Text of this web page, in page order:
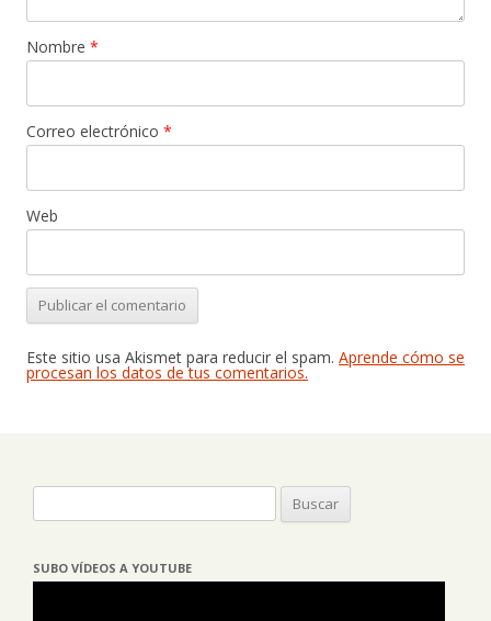
Nombre *
Correo electrónico *
Web
Este sitio usa Akismet para reducir el spam. Aprende cómo se
procesan los datos de tus comentarios.
SUBO VÍDEOS A YOUTUBE